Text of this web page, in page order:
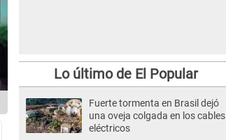
Lo último de El Popular
Fuerte tormenta en Brasil dejó
una oveja colgada en los cables
eléctricos